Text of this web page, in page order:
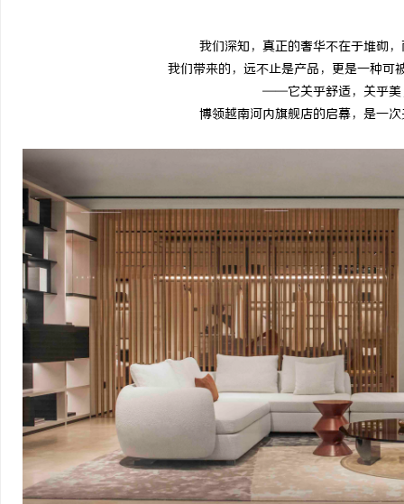
我们深知，真正的奢华不在于堆砌
我们带来的，远不止是产品，更是一种
——它关乎舒适，关乎美
博领越南河内旗舰店的启幕，是一